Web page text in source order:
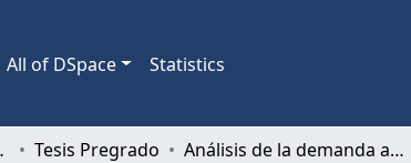
All of DSpace Statistics
Tesis Pregrado Análisis de la demanda actual de actividades formativas asociadas a la restauración ecológica en Hispanoamérica.